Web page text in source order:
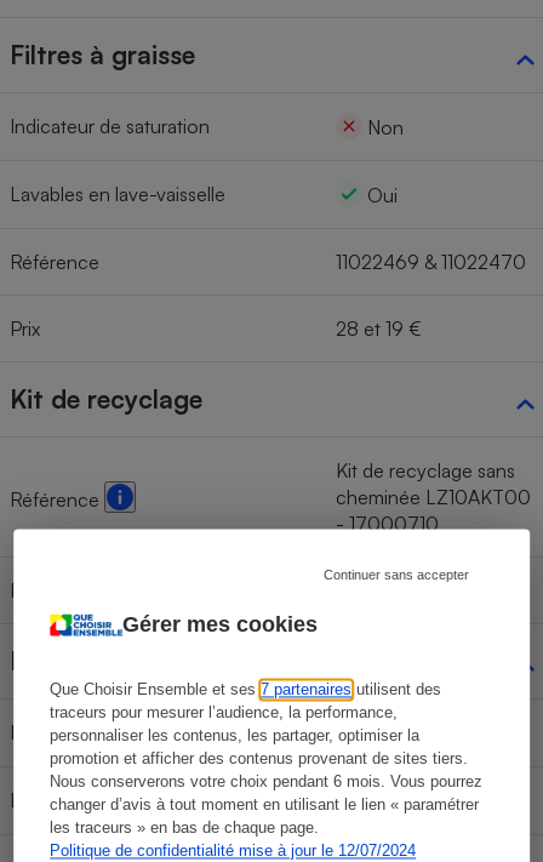
Gérer mes cookies
Que Choisir Ensemble et ses7 partenaires utilisent des
traceurs pour mesurer l’audience, la performance,
personnaliser les contenus, les partager, optimiser la
promotion et afficher des contenus provenant de sites tiers.
Nous conserverons votre choix pendant 6 mois. Vous pourrez
changer d’avis à tout moment en utilisant le lien « paramétrer
les traceurs » en bas de chaque page.
Politique de confidentialité mise à jour le 12/07/2024
Continuer sans accepter
Filtres à graisse
Indicateur de saturation Non
Lavables en lave-vaisselle Oui
Référence 11022469 & 11022470
Prix 28 et 19 €
Kit de recyclage
Référence
Kit de recyclage sans
cheminée LZ10AKT00
- 17000710
Prix indicatif
Filtres à charbon
Indicateur de saturation Non
Livrés de série Non